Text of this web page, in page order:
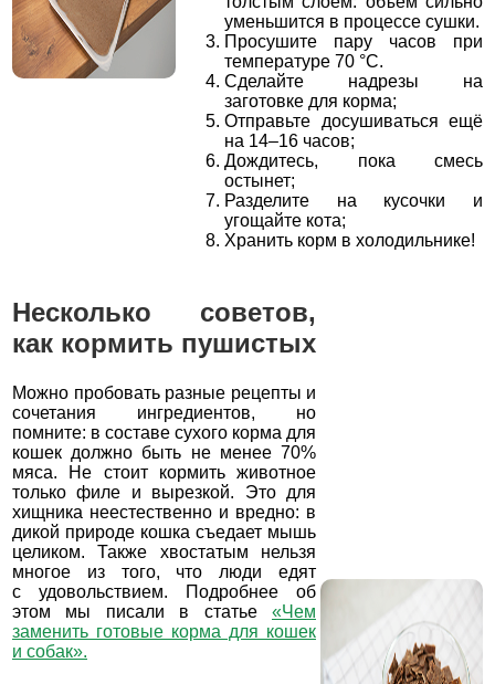
уменьшится в процессе сушки.
Просушите пару часов при
температуре 70 °С.
Сделайте надрезы на
заготовке для корма;
Отправьте досушиваться ещё
на 14–16 часов;
Дождитесь, пока смесь
остынет;
Разделите на кусочки и
угощайте кота;
Хранить корм в холодильнике!
Несколько советов,
как кормить пушистых
Можно пробовать разные рецепты и
сочетания ингредиентов, но
помните: в составе сухого корма для
кошек должно быть не менее 70%
мяса. Не стоит кормить животное
только филе и вырезкой. Это для
хищника неестественно и вредно: в
дикой природе кошка съедает мышь
целиком. Также хвостатым нельзя
многое из того, что люди едят
с удовольствием. Подробнее об
этом мы писали в статье «Чем
заменить готовые корма для кошек
и собак».